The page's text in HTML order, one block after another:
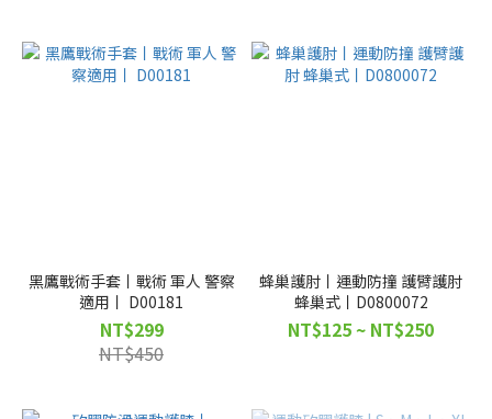
黑鷹戰術手套丨戰術 軍人 警察
適用丨 D00181
NT$299
NT$450
蜂巢護肘丨運動防撞 護臂護肘
蜂巢式丨D0800072
NT$125 ~ NT$250